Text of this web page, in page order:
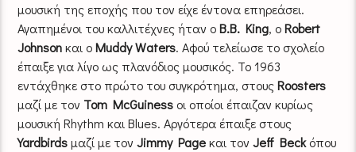
μουσική της εποχής που τον είχε έντονα επηρεάσει.
Αγαπημένοι του καλλιτέχνες ήταν οB.B. King, οRobert
Johnsonκαι οMuddy Waters. Αφού τελείωσε το σχολείο
έπαιξε για λίγο ως πλανόδιος μουσικός. Το 1963
εντάχθηκε στο πρώτο του συγκρότημα, στουςRoosters
μαζί με τον Tom McGuiness οι οποίοι έπαιζαν κυρίως
μουσική Rhythm και Blues. Αργότερα έπαιξε στους
Yardbirdsμαζί με τον Jimmy Pageκαι τον Jeff Beckόπου